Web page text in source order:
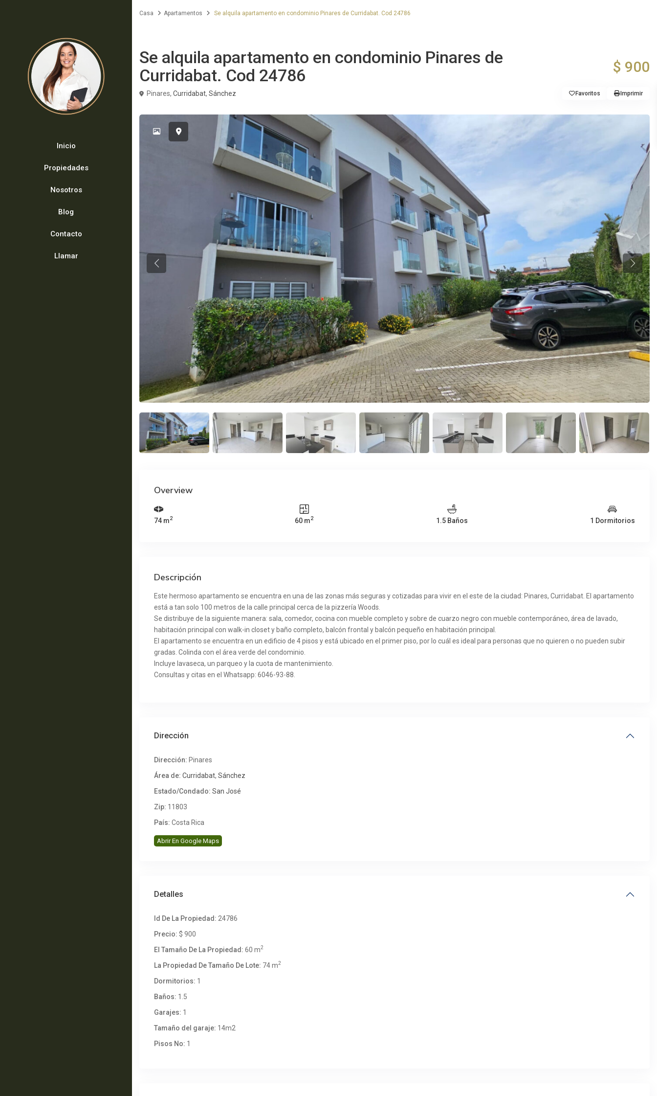
Inicio
Propiedades
Nosotros
Blog
Contacto
Llamar
Casa Apartamentos Se alquila apartamento en condominio Pinares de Curridabat. Cod 24786
Se alquila apartamento en condominio Pinares de
Curridabat. Cod 24786
$ 900
Pinares, Curridabat, Sánchez Favoritos Imprimir
Previous
Overview
74 m2 60 m2 1.5 Baños 1 Dormitorios
Descripción
Este hermoso apartamento se encuentra en una de las zonas más seguras y cotizadas para vivir en el este de la ciudad: Pinares, Curridabat. El apartamento
está a tan solo 100 metros de la calle principal cerca de la pizzería Woods.
Se distribuye de la siguiente manera: sala, comedor, cocina con mueble completo y sobre de cuarzo negro con mueble contemporáneo, área de lavado,
habitación principal con walk-in closet y baño completo, balcón frontal y balcón pequeño en habitación principal.
El apartamento se encuentra en un edificio de 4 pisos y está ubicado en el primer piso, por lo cuál es ideal para personas que no quieren o no pueden subir
gradas. Colinda con el área verde del condominio.
Incluye lavaseca, un parqueo y la cuota de mantenimiento.
Consultas y citas en el Whatsapp: 6046-93-88.
Dirección
Dirección: Pinares
Área de: Curridabat, Sánchez
Estado/Condado: San José
Zip: 11803
País: Costa Rica
Abrir En Google Maps
Detalles
Id De La Propiedad: 24786
Precio: $ 900
El Tamaño De La Propiedad: 60 m2
La Propiedad De Tamaño De Lote: 74 m2
Dormitorios: 1
Baños: 1.5
Garajes: 1
Tamaño del garaje: 14m2
Pisos No: 1